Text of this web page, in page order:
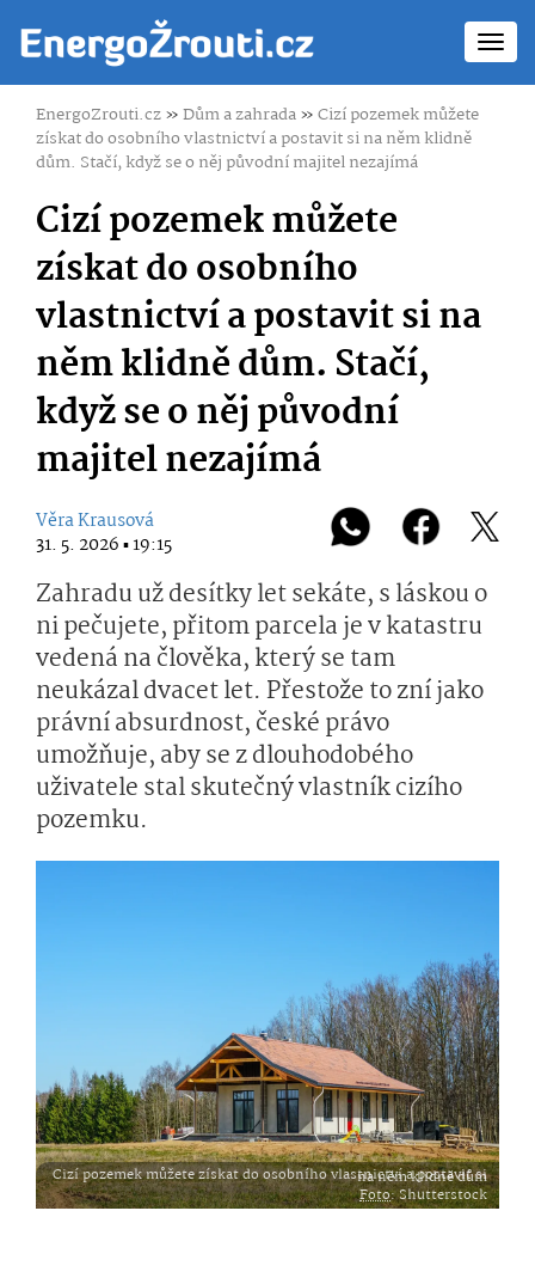
EnergoZrouti.cz»Dům a zahrada»Cizí pozemek můžete
získat do osobního vlastnictví a postavit si na něm klidně
dům. Stačí, když se o něj původní majitel nezajímá
Cizí pozemek můžete
získat do osobního
vlastnictví a postavit si na
něm klidně dům. Stačí,
když se o něj původní
majitel nezajímá
Věra Krausová
31. 5. 2026 ▪ 19:15
Zahradu už desítky let sekáte, s láskou o
ni pečujete, přitom parcela je v katastru
vedená na člověka, který se tam
neukázal dvacet let. Přestože to zní jako
právní absurdnost, české právo
umožňuje, aby se z dlouhodobého
uživatele stal skutečný vlastník cizího
pozemku.
Cizí pozemek můžete získat do osobního vlastnictví a postavit si na něm klidně dům
Foto: Shutterstock